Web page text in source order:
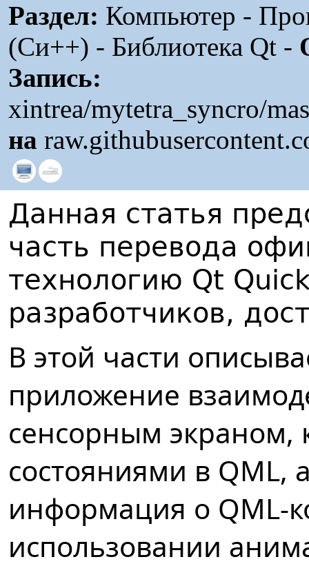
Раздел: Компьютер -
(Си++) - Библиотека Qt -
Запись:
xintrea/mytetra_syncro/
на
Данная статья
часть перевода
технологию Qt
разработчиков,
В этой части
приложение
сенсорным экраном,
состояниями в QML,
информация о QML-
использовании